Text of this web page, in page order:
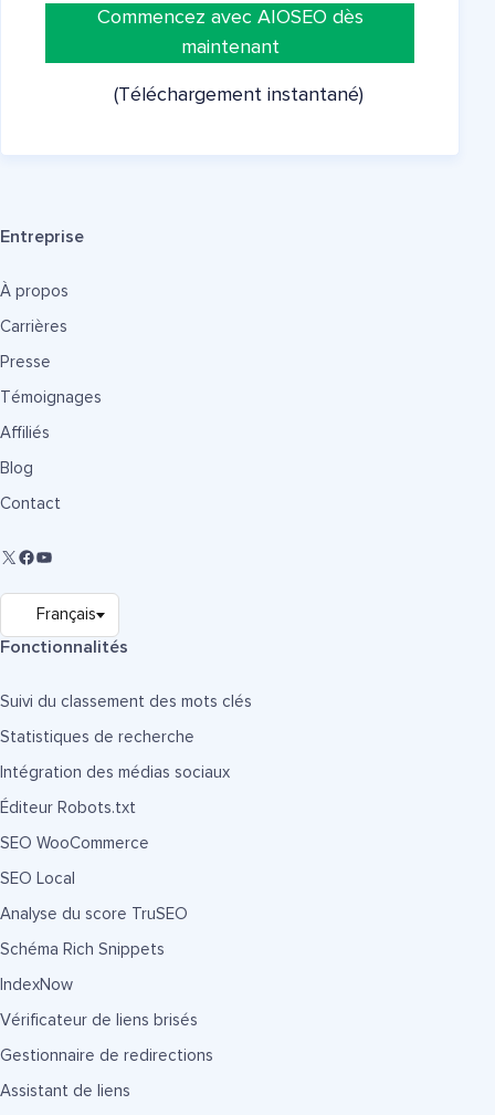
Commencez avec AIOSEO dès
maintenant
(Téléchargement instantané)
Entreprise
À propos
Carrières
Presse
Témoignages
Affiliés
Blog
Contact
Fonctionnalités
Suivi du classement des mots clés
Statistiques de recherche
Intégration des médias sociaux
Éditeur Robots.txt
SEO WooCommerce
SEO Local
Analyse du score TruSEO
Schéma Rich Snippets
IndexNow
Vérificateur de liens brisés
Gestionnaire de redirections
Assistant de liens